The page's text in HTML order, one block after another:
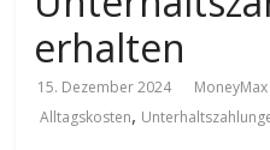
erhalten
15. Dezember 2024 MoneyMax
Alltagskosten,